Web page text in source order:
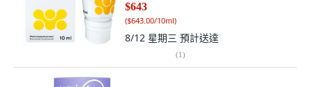
$643
($643.00/10ml)
8/12 星期三 預計送達
(1)